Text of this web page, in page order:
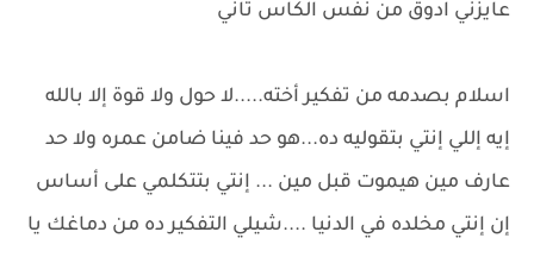
عايزني ادوق من نفس الكاس تاني
اسلام بصدمه من تفكير أخته.....لا حول ولا قوة إلا بالله
إيه إللي إنتي بتقوليه ده...هو حد فينا ضامن عمره ولا حد
عارف مين هيموت قبل مين ... إنتي بتتكلمي على أساس
إن إنتي مخلده في الدنيا ....شيلي التفكير ده من دماغك يا